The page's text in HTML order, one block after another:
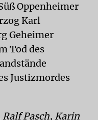
Oppenheimer
Karl
Geheimer
Tod des
Justizmordes
Pasch, Karin